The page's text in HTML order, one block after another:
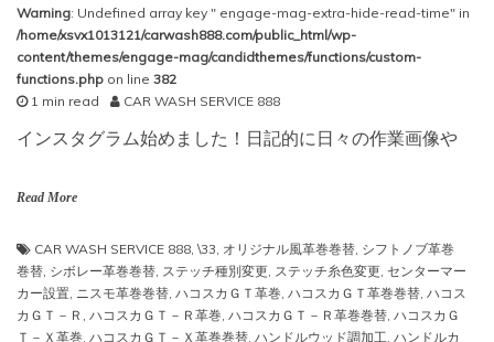
Warning: Undefined array key " engage-mag-extra-hide-read-time" in
/home/xsvx1013121/carwash888.com/public_html/wp-
content/themes/engage-mag/candidthemes/functions/custom-
functions.php on line 382
1 min read
CAR WASH SERVICE 888
インスタグラム始めました！日記的に日々の作業画像や
Read More
CAR WASH SERVICE 888, \33, オリジナル風革巻巻替, シフトノブ革巻
巻替, シボレー革巻巻替, ステッチ種別変更, ステッチ糸色変更, センターマー
カー設置, ニスモ革巻巻替, ハコスカＧＴ革巻, ハコスカＧＴ革巻巻替, ハコス
カＧＴ－Ｒ , ハコスカＧＴ－Ｒ革巻, ハコスカＧＴ－Ｒ革巻巻替, ハコスカＧ
Ｔ－Ｘ革巻, ハコスカＧＴ－Ｘ革巻巻替, ハンドルウッド調加工, ハンドルカ